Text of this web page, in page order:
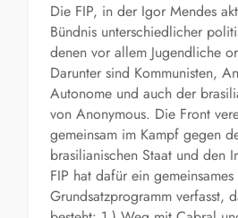
Die FIP, in der Igor Mendes
Bündnis unterschiedlicher
denen vor allem Jugendliche
Darunter sind Kommunisten,
Autonome und auch der
von Anonymous. Die Front
gemeinsam im Kampf gegen
brasilianischen Staat und den
FIP hat dafür ein gemeinsames
Grundsatzprogramm verfasst,